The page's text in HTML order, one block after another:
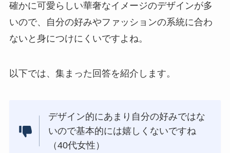
確かに可愛らしい華奢なイメージのデザインが多
いので、自分の好みやファッションの系統に合わ
ないと身につけにくいですよね。
以下では、集まった回答を紹介します。
デザイン的にあまり自分の好みではな
いので基本的には嬉しくないですね
（40代女性）